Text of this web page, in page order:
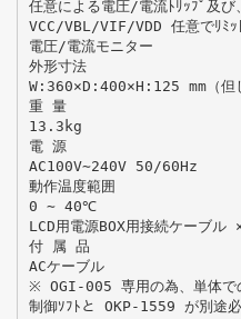
任意による電圧/電流ﾄﾘｯﾌﾟ及び
VCC/VBL/VIF/VDD 任意でﾘﾐｯﾄ
電圧/電流モニター
外形寸法
W:360×D:400×H:125 mm（但
重 量
13.3kg
電 源
AC100V∼240V 50/60Hz
動作温度範囲
0 ∼ 40℃
LCD用電源BOX用接続ケーブル
付 属 品
ACケーブル
※ OGI-005 専用の為、単体で
制御ｿﾌﾄと OKP-1559 が別途必